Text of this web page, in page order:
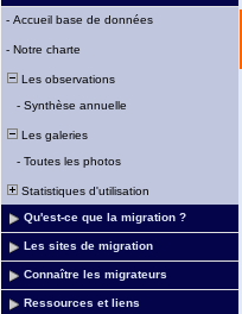
- Accueil base de données
- Notre charte
Les observations
- Synthèse annuelle
Les galeries
- Toutes les photos
Statistiques d'utilisation
Qu'est-ce que la migration ?
Les sites de migration
Connaître les migrateurs
Ressources et liens